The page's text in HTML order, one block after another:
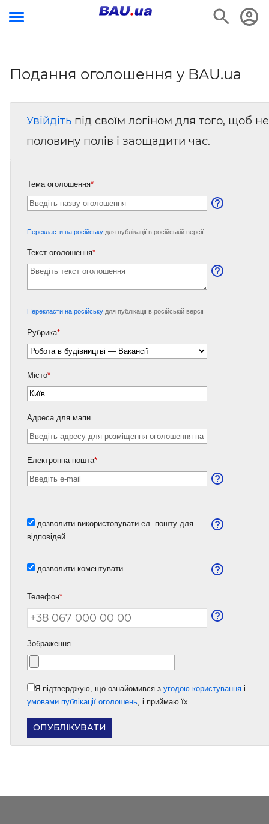
Подання оголошення у BAU.ua
Увійдіть під своїм логіном для того, щоб
половину полів і заощадити час.
Тема оголошення*
Перекласти на російську для публікації в російській версії
Текст оголошення*
Перекласти на російську для публікації в російській версії
Рубрика*
Місто*
Адреса для мапи
Електронна пошта*
дозволити використовувати ел. пошту для
відповідей
дозволити коментувати
Телефон*
Зображення
Я підтверджую, що ознайомився з угодою користування і
умовами публікації оголошень , і приймаю їх.